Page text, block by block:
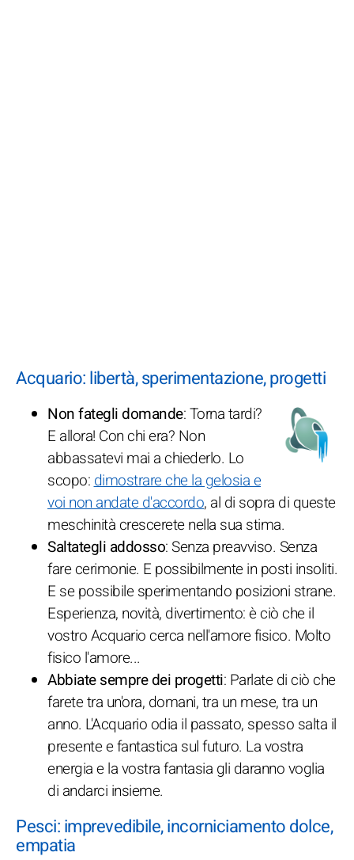
Acquario: libertà, sperimentazione, progetti
Non fategli domande: Torna tardi?
E allora! Con chi era? Non
abbassatevi mai a chiederlo. Lo
scopo: dimostrare che la gelosia e
voi non andate d'accordo, al di sopra di queste
meschinità crescerete nella sua stima.
Saltategli addosso: Senza preavviso. Senza
fare cerimonie. E possibilmente in posti insoliti.
E se possibile sperimentando posizioni strane.
Esperienza, novità, divertimento: è ciò che il
vostro Acquario cerca nell'amore fisico. Molto
fisico l'amore...
Abbiate sempre dei progetti: Parlate di ciò che
farete tra un'ora, domani, tra un mese, tra un
anno. L'Acquario odia il passato, spesso salta il
presente e fantastica sul futuro. La vostra
energia e la vostra fantasia gli daranno voglia
di andarci insieme.
Pesci: imprevedibile, incorniciamento dolce,
empatia